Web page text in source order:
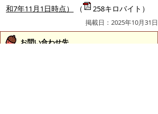
和7年11月1日時点）
（ 258キロバイト）
掲載日：2025年10月31日
お問い合わせ先